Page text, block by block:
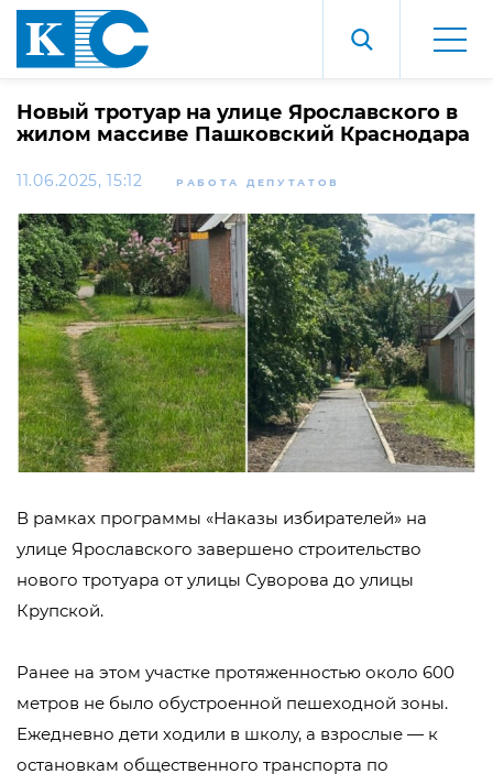
Новый тротуар на улице Ярославского в
жилом массиве Пашковский Краснодара
11.06.2025, 15:12 РАБОТА ДЕПУТАТОВ
В рамках программы «Наказы избирателей» на
улице Ярославского завершено строительство
нового тротуара от улицы Суворова до улицы
Крупской.
Ранее на этом участке протяженностью около 600
метров не было обустроенной пешеходной зоны.
Ежедневно дети ходили в школу, а взрослые — к
остановкам общественного транспорта по